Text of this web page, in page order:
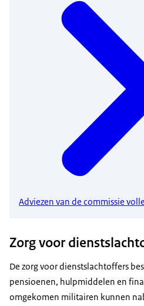
Adviezen van de commissie
Zorg voor
De zorg voor dienstslachtoffers
pensioenen, hulpmiddelen en
omgekomen militairen kunnen